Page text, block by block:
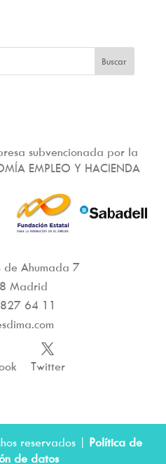
subvencionada por la
EMPLEO Y HACIENDA
Ahumada 7
Madrid
64 11
Twitter
reservados | Política de
de datos